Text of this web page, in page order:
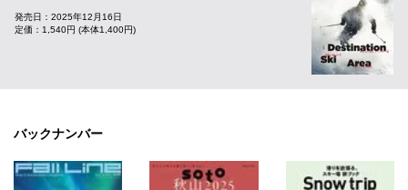
発売日：2025年12月16日
定価：1,540円 (本体1,400円)
バックナンバー